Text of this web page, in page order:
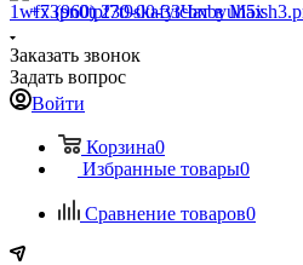
+7 (960) 230-00-33Чат в Max
Заказать звонок
Задать вопрос
Войти
Корзина0
Избранные товары0
Сравнение товаров0